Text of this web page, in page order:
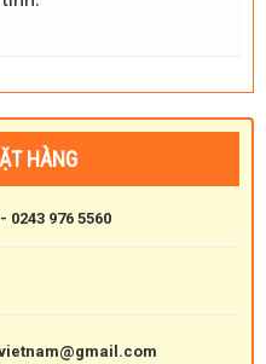
HÀNG
0243 976 5560